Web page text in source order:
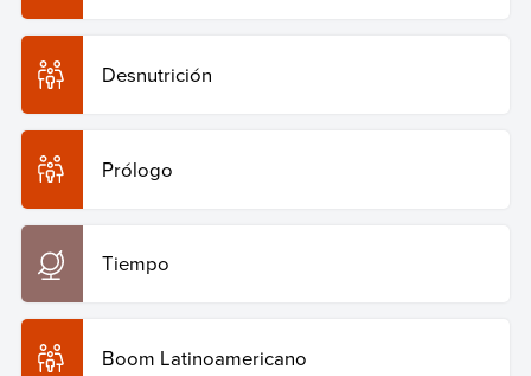
Desnutrición
Prólogo
Tiempo
Boom Latinoamericano